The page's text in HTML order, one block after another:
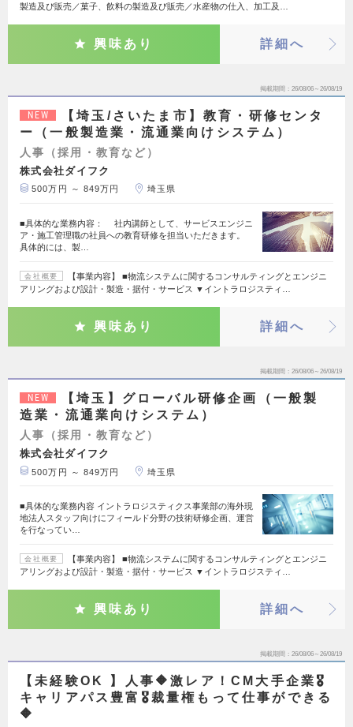
製造及び販売／菓子、飲料の製造及び販売／水産物の仕入、加工及…
興味あり 詳細へ
掲載期間 26/08/06～26/08/19
NEW
【埼玉/さいたま市】教育・研修センタ
ー（一般製造業・流通業向けシステム）
人事（採用・教育など）
株式会社ダイフク
500万円 ～ 849万円 埼玉県
■具体的な業務内容： 社内講師として、サービスエンジニ
ア・施工管理職の社員への教育研修を担当いただきます。
具体的には、製…
会社概要
【事業内容】 ■物流システムに関するコンサルティングとエンジニ
アリングおよび設計・製造・据付・サービス ▼イントラロジスティ…
興味あり 詳細へ
掲載期間 26/08/06～26/08/19
NEW
【埼玉】グローバル研修企画（一般製
造業・流通業向けシステム）
人事（採用・教育など）
株式会社ダイフク
500万円 ～ 849万円 埼玉県
■具体的な業務内容 イントラロジスティクス事業部の海外現
地法人スタッフ向けにフィールド分野の技術研修企画、運営
を行なってい…
会社概要
【事業内容】 ■物流システムに関するコンサルティングとエンジニ
アリングおよび設計・製造・据付・サービス ▼イントラロジスティ…
興味あり 詳細へ
掲載期間 26/08/06～26/08/19
【未経験OK 】人事🔶激レア！CM大手企業🎖️
キャリアパス豊富🎖️裁量権もって仕事ができる
🔶